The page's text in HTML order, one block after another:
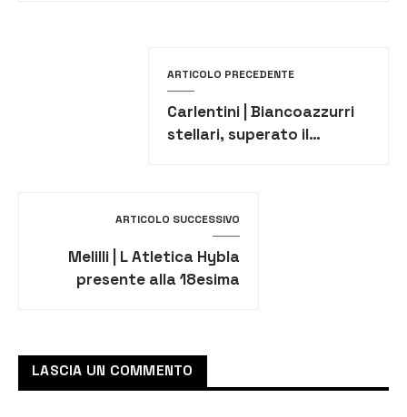
ARTICOLO PRECEDENTE
Carlentini | Biancoazzurri
stellari, superato il
ARTICOLO SUCCESSIVO
Melilli | L Atletica Hybla
presente alla 18esima
LASCIA UN COMMENTO